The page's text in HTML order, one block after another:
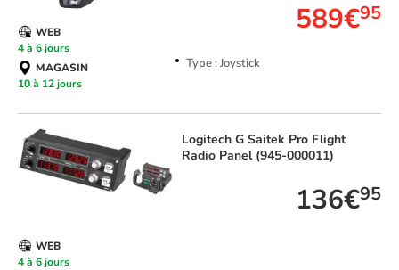
589€95
Type : Joystick
WEB
4 à 6 jours
MAGASIN
10 à 12 jours
Logitech G Saitek Pro Flight
Radio Panel (945-000011)
136€95
WEB
4 à 6 jours